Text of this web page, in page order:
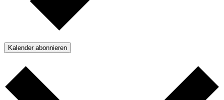
Kalender abonnieren